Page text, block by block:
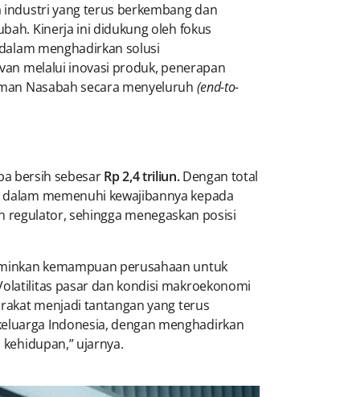
yang terus berkembang dan
Kinerja ini didukung oleh fokus
menghadirkan solusi
melalui inovasi produk, penerapan
Nasabah secara menyeluruh (end-to-
bersih sebesarRp 2,4 triliun.Dengan total
memenuhi kewajibannya kepada
sehingga menegaskan posisi
kemampuan perusahaan untuk
pasar dan kondisi makroekonomi
menjadi tantangan yang terus
Indonesia, dengan menghadirkan
ujarnya.